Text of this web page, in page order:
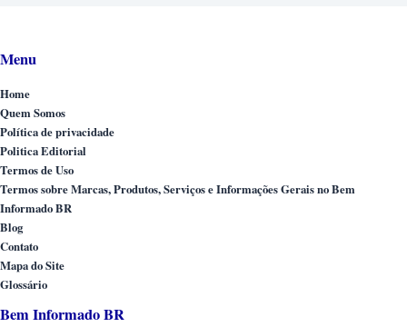
Menu
Home
Quem Somos
Política de privacidade
Politica Editorial
Termos de Uso
Termos sobre Marcas, Produtos, Serviços e Informações Gerais no Bem
Informado BR
Blog
Contato
Mapa do Site
Glossário
Bem Informado BR